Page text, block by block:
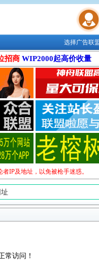
联盟学院
选择广告联
招商 WIP2000起高价收量
IP及地址，以免被枪手迷惑。
常访问！